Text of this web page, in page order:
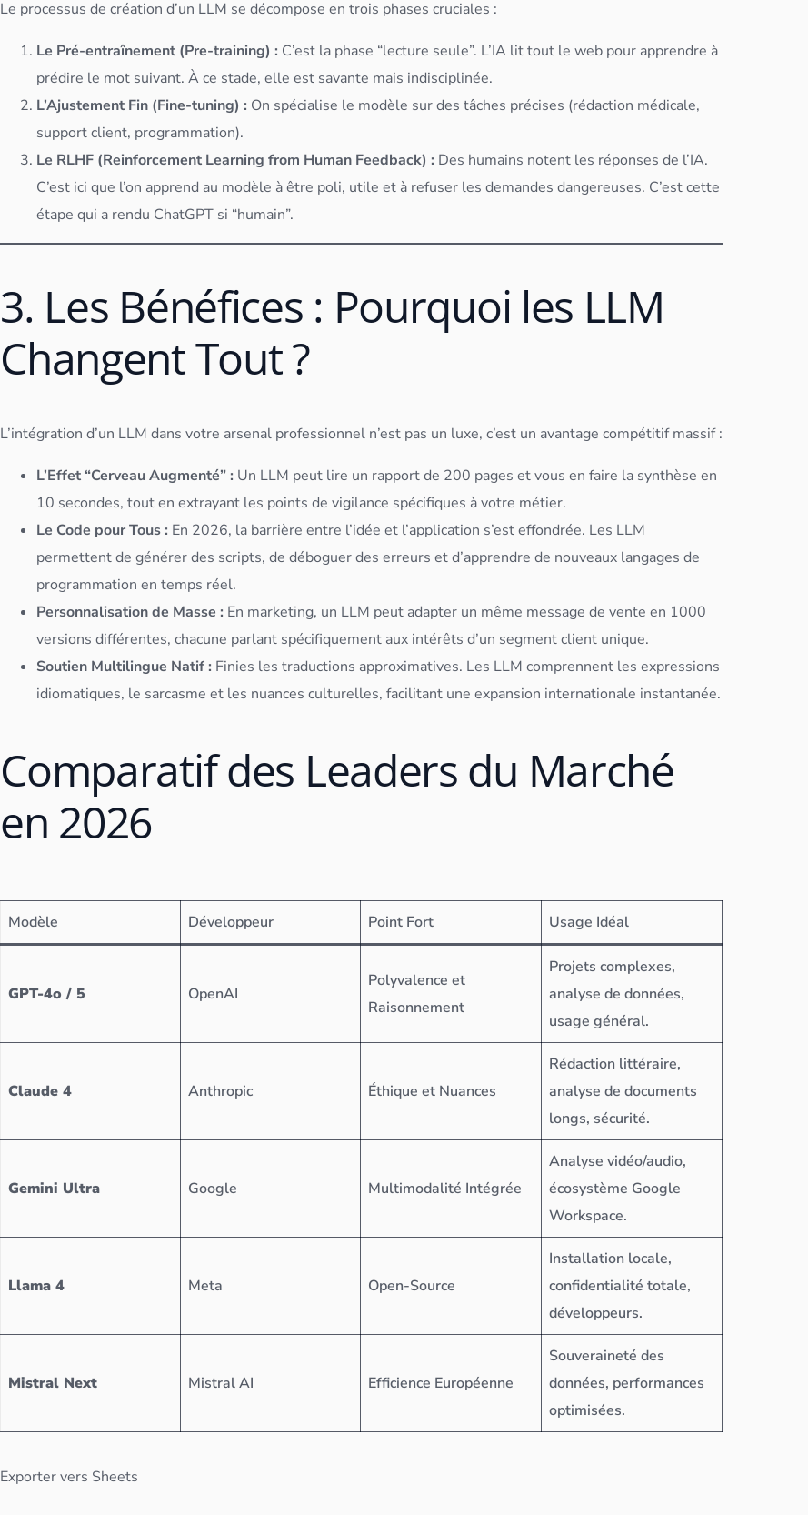
Le processus de création d’un LLM se décompose en trois phases cruciales :
Le Pré-entraînement (Pre-training) : C’est la phase “lecture seule”. L’IA lit tout le web pour apprendre à
prédire le mot suivant. À ce stade, elle est savante mais indisciplinée.
L’Ajustement Fin (Fine-tuning) : On spécialise le modèle sur des tâches précises (rédaction médicale,
support client, programmation).
Le RLHF (Reinforcement Learning from Human Feedback) : Des humains notent les réponses de l’IA.
C’est ici que l’on apprend au modèle à être poli, utile et à refuser les demandes dangereuses. C’est cette
étape qui a rendu ChatGPT si “humain”.
3. Les Bénéfices : Pourquoi les LLM
Changent Tout ?
L’intégration d’un LLM dans votre arsenal professionnel n’est pas un luxe, c’est un avantage compétitif massif :
L’Effet “Cerveau Augmenté” : Un LLM peut lire un rapport de 200 pages et vous en faire la synthèse en
10 secondes, tout en extrayant les points de vigilance spécifiques à votre métier.
Le Code pour Tous : En 2026, la barrière entre l’idée et l’application s’est effondrée. Les LLM
permettent de générer des scripts, de déboguer des erreurs et d’apprendre de nouveaux langages de
programmation en temps réel.
Personnalisation de Masse : En marketing, un LLM peut adapter un même message de vente en 1000
versions différentes, chacune parlant spécifiquement aux intérêts d’un segment client unique.
Soutien Multilingue Natif : Finies les traductions approximatives. Les LLM comprennent les expressions
idiomatiques, le sarcasme et les nuances culturelles, facilitant une expansion internationale instantanée.
Comparatif des Leaders du Marché
en 2026
Modèle Développeur Point Fort Usage Idéal
GPT-4o / 5 OpenAI
Polyvalence et
Raisonnement
Projets complexes,
analyse dedonnées,
usage général.
Claude 4 Anthropic Éthique et Nuances
Rédaction littéraire,
analyse de documents
longs, sécurité.
Gemini Ultra Google Multimodalité Intégrée
Analyse vidéo/audio,
écosystème Google
Workspace.
Llama 4 Meta Open-Source
Installation locale,
confidentialité totale,
développeurs.
Mistral Next Mistral AI Efficience Européenne
Souveraineté des
données, performances
optimisées.
Exporter vers Sheets